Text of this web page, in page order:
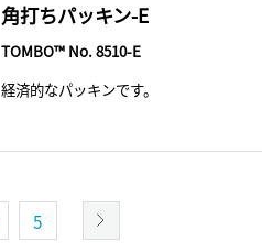
角打ちパッキン-E
TOMBO™ No. 8510-E
経済的なパッキンです。
5